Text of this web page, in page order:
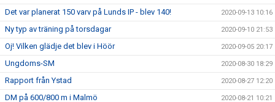
Det var planerat 150 varv på Lunds IP - blev 140! 2020-09-13 10:16
Ny typ av träning på torsdagar 2020-09-10 21:53
Oj! Vilken glädje det blev i Höör 2020-09-05 20:17
Ungdoms-SM 2020-08-30 18:29
Rapport från Ystad 2020-08-27 12:20
DM på 600/800 m i Malmö 2020-08-21 10:21